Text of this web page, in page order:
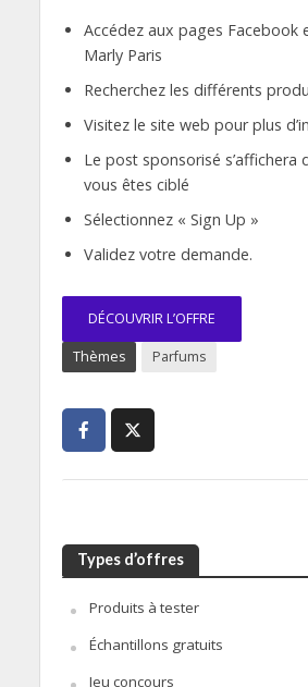
Accédez aux pages Facebook
Marly Paris
Recherchez les différents
Visitez le site web pour plus
Le post sponsorisé s’affichera
vous êtes ciblé
Sélectionnez « Sign Up »
Validez votre demande.
DÉCOUVRIR L’OFFRE
Thèmes Parfums
Types d’offres
Produits à tester
Échantillons gratuits
Jeu concours